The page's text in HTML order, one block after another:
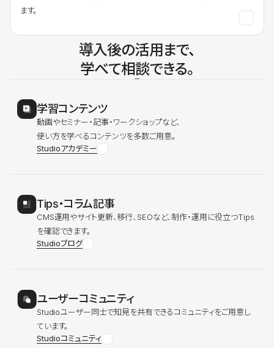
ます。
導入後の活用まで、
学べて相談できる。
学習コンテンツ
動画やセミナー・記事・ワークショップなど、
使い方を学べるコンテンツを多数ご用意。
Studioアカデミー
Tips・コラム記事
CMS運用やサイト更新、移行、SEOなど、制作・運用に役立つTips
を確認できます。
Studioブログ
ユーザーコミュニティ
Studioユーザー同士で知見を共有できるコミュニティをご用意し
ています。
Studioコミュニティ